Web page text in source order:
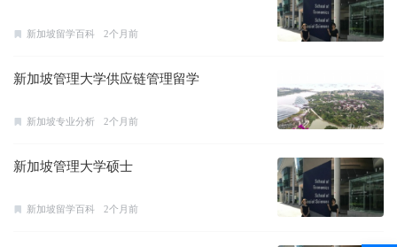
新加坡留学百科 2个月前
新加坡管理大学供应链管理留学
新加坡专业分析 2个月前
新加坡管理大学硕士
新加坡留学百科 2个月前